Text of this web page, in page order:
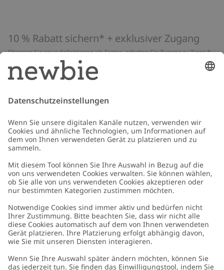
10 % Rabatt sichern* + exklusiver Zugang
Shoppen Sie neue Kollektionen als Erstes, erhalten Sie Zugang zu Tipps &
Guides und profitieren Sie von exklusiven Angeboten
*Gilt nur für deine erste Bestellung und ist nicht mit anderen Rabatten
oder Angeboten kombinierbar. Gilt nicht für limitierte Artikel. Lies unsere
Schicken
Kundenservice
Kontaktieren Sie uns
FAQ
Über uns
Über Newbie
Germany Standort ändern